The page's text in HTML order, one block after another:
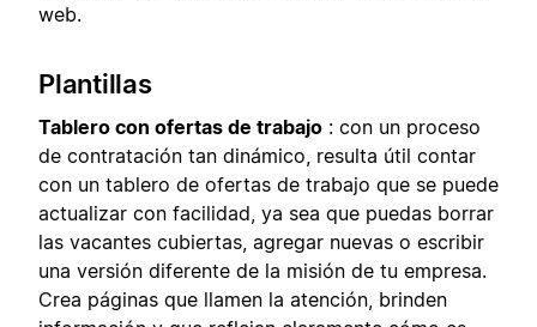
web.
Plantillas
Tablero con ofertas de trabajo : con un proceso
de contratación tan dinámico, resulta útil contar
con un tablero de ofertas de trabajo que se puede
actualizar con facilidad, ya sea que puedas borrar
las vacantes cubiertas, agregar nuevas o escribir
una versión diferente de la misión de tu empresa.
Crea páginas que llamen la atención, brinden